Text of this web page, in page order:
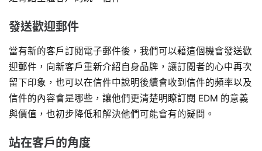
發送歡迎郵件
當有新的客戶訂閱電子郵件後，我們可以藉這個機會發送歡
迎郵件，向新客戶重新介紹自身品牌，讓訂閱者的心中再次
留下印象，也可以在信件中說明後續會收到信件的頻率以及
信件的內容會是哪些，讓他們更清楚明瞭訂閱 EDM 的意義
與價值，也初步降低和解決他們可能會有的疑問。
站在客戶的角度